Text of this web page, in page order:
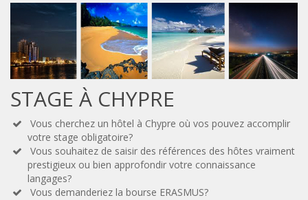
STAGE À CHYPRE

Vous cherchez un hôtel à Chypre où vos pouvez accomplir
votre stage obligatoire?

Vous souhaitez de saisir des références des hôtes vraiment
prestigieux ou bien approfondir votre connaissance
langages?

Vous demanderiez la bourse ERASMUS?